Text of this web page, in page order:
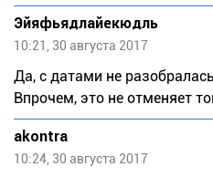
Эйяфьядлайекюдль
10:21, 30 августа 2017
Да, с датами не
Впрочем, это не отменяет
akontra
10:24, 30 августа 2017